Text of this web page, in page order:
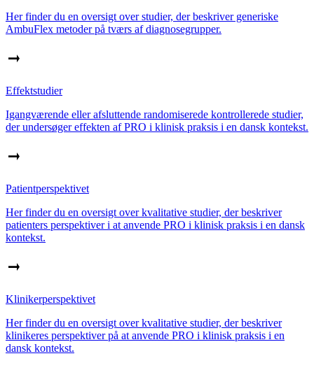
Her finder du en oversigt over studier, der beskriver generiske
AmbuFlex metoder på tværs af diagnosegrupper.
Effektstudier
Igangværende eller afsluttende randomiserede kontrollerede studier,
der undersøger effekten af PRO i klinisk praksis i en dansk kontekst.
Patientperspektivet
Her finder du en oversigt over kvalitative studier, der beskriver
patienters perspektiver i at anvende PRO i klinisk praksis i en dansk
kontekst.
Klinikerperspektivet
Her finder du en oversigt over kvalitative studier, der beskriver
klinikeres perspektiver på at anvende PRO i klinisk praksis i en
dansk kontekst.